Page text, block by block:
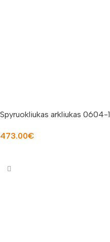
Spyruokliukas arkliukas 0604-1
473.00€